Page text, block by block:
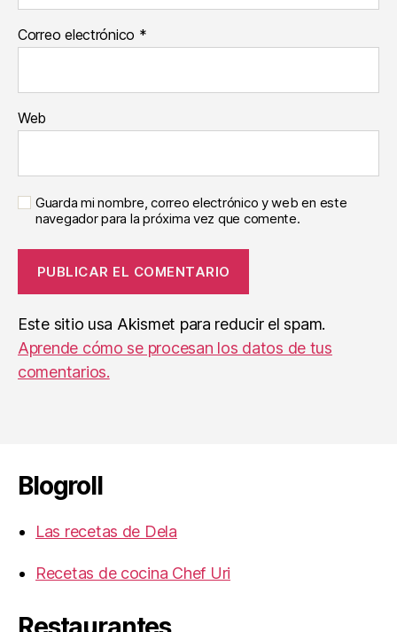
Correo electrónico *
Web
Guarda mi nombre, correo electrónico y web en este
navegador para la próxima vez que comente.
Este sitio usa Akismet para reducir el spam.
Aprende cómo se procesan los datos de tus
comentarios.
Blogroll
Las recetas de Dela
Recetas de cocina Chef Uri